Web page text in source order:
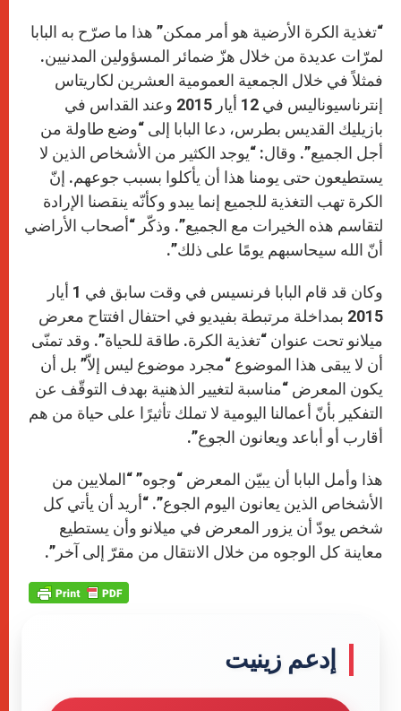
“تغذية الكرة الأرضية هو أمر ممكن” هذا ما صرّح به البابا
لمرّات عديدة من خلال هزّ ضمائر المسؤولين المدنيين.
فمثلاً في خلال الجمعية العمومية العشرين لكاريتاس
إنترناسيوناليس في 12 أيار 2015 وعند القداس في
بازيليك القديس بطرس، دعا البابا إلى “وضع طاولة من
أجل الجميع”. وقال: “يوجد الكثير من الأشخاص الذين لا
يستطيعون حتى يومنا هذا أن يأكلوا بسبب جوعهم. إنّ
الكرة تهب التغذية للجميع إنما يبدو وكأنّه ينقصنا الإرادة
لتقاسم هذه الخيرات مع الجميع”. وذكّر “أصحاب الأراضي
أنّ الله سيحاسبهم يومًا على ذلك”.
وكان قد قام البابا فرنسيس في وقت سابق في 1 أيار
2015 بمداخلة مرتبطة بفيديو في احتفال افتتاح معرض
ميلانو تحت عنوان “تغذية الكرة. طاقة للحياة”. وقد تمنّى
أن لا يبقى هذا الموضوع “مجرد موضوع ليس إلاّ” بل أن
يكون المعرض “مناسبة لتغيير الذهنية بهدف التوقّف عن
التفكير بأنّ أعمالنا اليومية لا تملك تأثيرًا على حياة من هم
أقارب أو أباعد ويعانون الجوع”.
هذا وأمل البابا أن يبيّن المعرض “وجوه” “الملايين من
الأشخاص الذين يعانون اليوم الجوع”. “أريد أن يأتي كل
شخص يودّ أن يزور المعرض في ميلانو وأن يستطيع
معاينة كل الوجوه من خلال الانتقال من مقرّ إلى آخر”.
إدعم زينيت